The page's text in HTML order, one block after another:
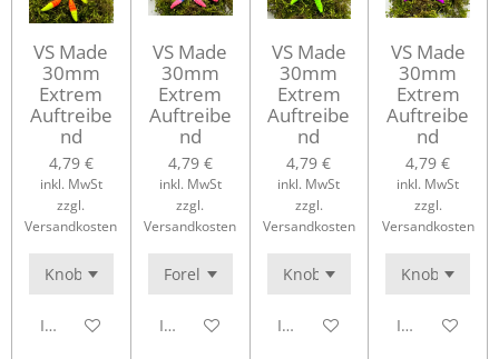
VS Made
30mm
Extrem
Auftreibe
nd
4,79 €
inkl. MwSt
zzgl.
Versandkosten
In den Warenkorb
VS Made
30mm
Extrem
Auftreibe
nd
4,79 €
inkl. MwSt
zzgl.
Versandkosten
In den Warenkorb
VS Made
30mm
Extrem
Auftreibe
nd
4,79 €
inkl. MwSt
zzgl.
Versandkosten
In den Warenkorb
VS Made
30mm
Extrem
Auftreibe
nd
4,79 €
inkl. MwSt
zzgl.
Versandkosten
In den